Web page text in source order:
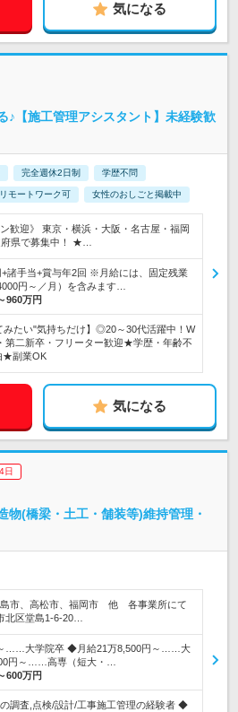
気になる
♪【施工管理アシスタント】未経験歓
完全週休2日制 学歴不問
リモートワーク可 女性のおしごと掲載中
歓迎》 東京・横浜・大阪・名古屋・福岡
県で募集中！ ★…
+諸手当+賞与年2回 ※月給には、固定残業
円～／月）を含みます…
960万円
みたい"気持ちだけ】◎20～30代活躍中！W
第二新卒・フリーター歓迎★学歴・年齢不
★副業OK
気になる
日
物(橋梁・土工・舗装等)維持管理・
島市、高松市、福岡市 他 各事業所にて
北区堂島1-6-20…
……大学院卒 ◆月給21万8,500円～……大
円～……高専（短大・…
600万円
調査,点検/設計/工事施工管理の経験者 ◆